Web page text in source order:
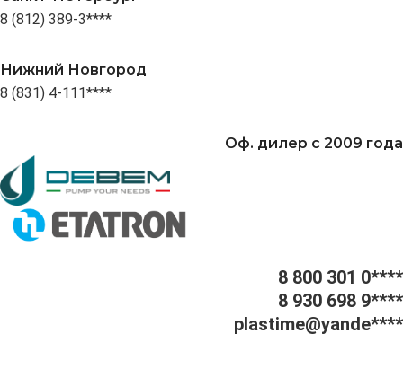
8 (812) 389-3****
Нижний Новгород
8 (831) 4-111****
Оф. дилер с 2009 года
8 800 301 0****
8 930 698 9****
plastime@yande****